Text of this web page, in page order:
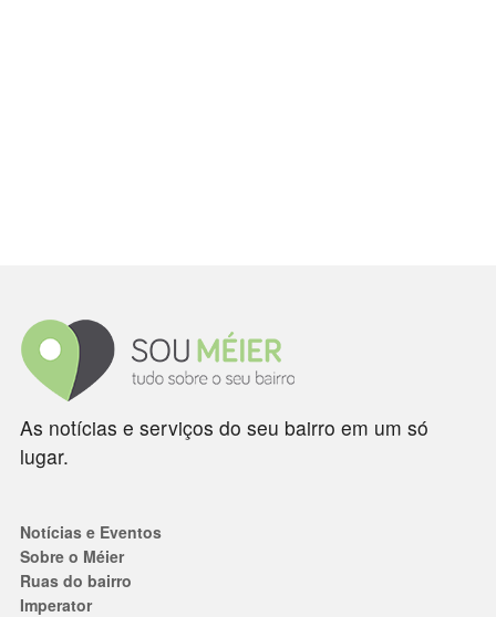
As notícias e serviços do seu bairro em um só
lugar.
Notícias e Eventos
Sobre o Méier
Ruas do bairro
Imperator